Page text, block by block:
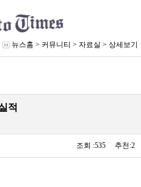
뉴스홈 > 커뮤니티 > 자료실 > 상세보기
적
조회 :535 추천:2